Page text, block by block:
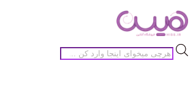
جستجوی
محصولات